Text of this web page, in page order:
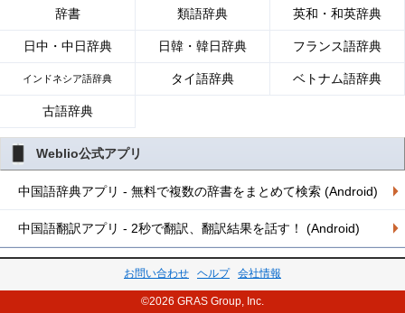
辞書 類語辞典 英和・和英辞典
日中・中日辞典 日韓・韓日辞典 フランス語辞典
インドネシア語辞典 タイ語辞典 ベトナム語辞典
古語辞典
Weblio公式アプリ
中国語辞典アプリ - 無料で複数の辞書をまとめて検索 (Android)
中国語翻訳アプリ - 2秒で翻訳、翻訳結果を話す！ (Android)
お問い合わせ ヘルプ 会社情報
©2026 GRAS Group, Inc.